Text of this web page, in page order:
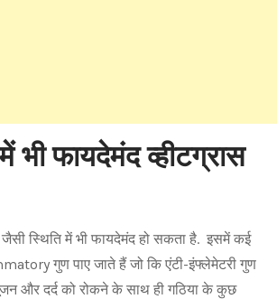
भी फायदेमंद व्हीटग्रास
जैसी स्थिति में भी फायदेमंद हो सकता है. इसमें कई
गुण पाए जाते हैं जो कि एंटी-इंफ्लेमेटरी गुण
और दर्द को रोकने के साथ ही गठिया के कुछ